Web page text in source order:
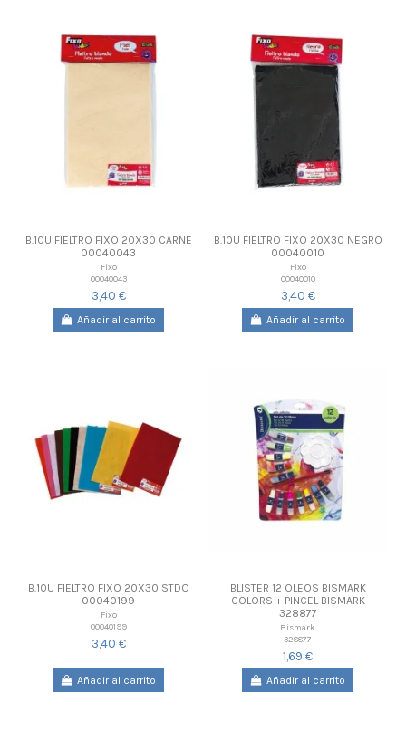
B.10U FIELTRO FIXO 20X30 CARNE
00040043
Fixo
00040043
3,40 €
Añadir al carrito
B.10U FIELTRO FIXO 20X30 NEGRO
00040010
Fixo
00040010
3,40 €
Añadir al carrito
B.10U FIELTRO FIXO 20X30 STDO
00040199
Fixo
00040199
3,40 €
Añadir al carrito
BLISTER 12 OLEOS BISMARK
COLORS + PINCEL BISMARK
328877
Bismark
328877
1,69 €
Añadir al carrito